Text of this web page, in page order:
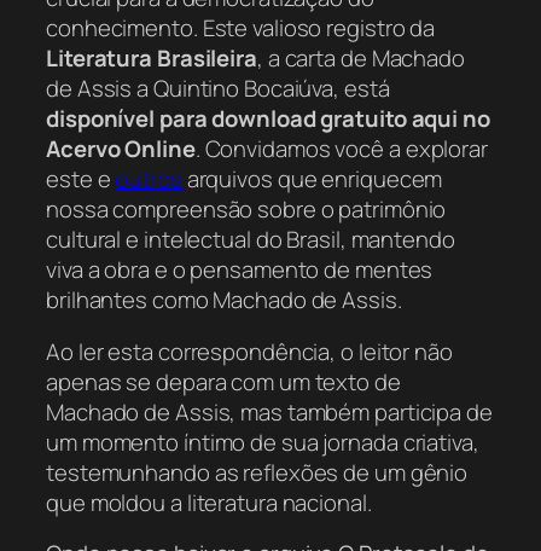
conhecimento. Este valioso registro da
Literatura Brasileira, a carta de Machado
de Assis a Quintino Bocaiúva, está
disponível para download gratuito aqui no
Acervo Online. Convidamos você a explorar
este eoutrosarquivos que enriquecem
nossa compreensão sobre o patrimônio
cultural e intelectual do Brasil, mantendo
viva a obra e o pensamento de mentes
brilhantes como Machado de Assis.
Ao ler esta correspondência, o leitor não
apenas se depara com um texto de
Machado de Assis, mas também participa de
um momento íntimo de sua jornada criativa,
testemunhando as reflexões de um gênio
que moldou a literatura nacional.